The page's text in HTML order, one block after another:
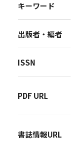
キーワード
出版者・編者
ISSN
PDF URL
書誌情報URL